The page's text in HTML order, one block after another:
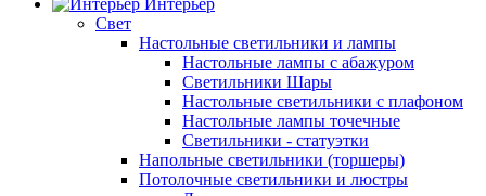
Интерьер
Свет
Настольные светильники и лампы
Настольные лампы с абажуром
Светильники Шары
Настольные светильники с плафоном
Настольные лампы точечные
Светильники - статуэтки
Напольные светильники (торшеры)
Потолочные светильники и люстры